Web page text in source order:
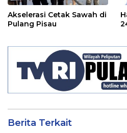
Akselerasi Cetak Sawah di
Pulang Pisau
Berita Terkait